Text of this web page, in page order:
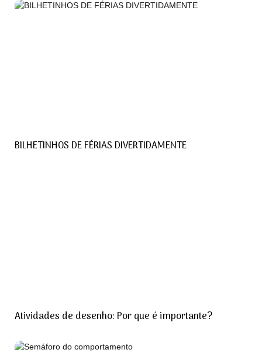
BILHETINHOS DE FÉRIAS DIVERTIDAMENTE
Atividades de desenho: Por que é importante?